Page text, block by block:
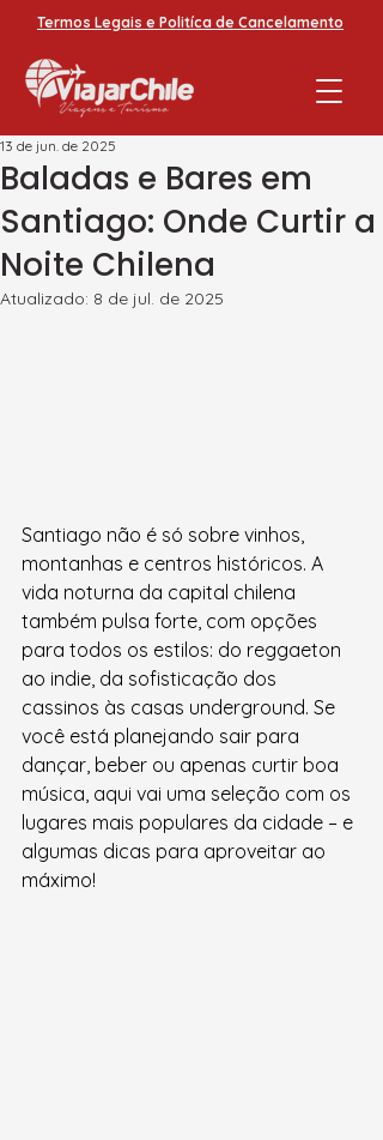
Termos Legais e Politíca de Cancelamento
Baladas e Bares em
Santiago: Onde Curtir a
Noite Chilena
13 de jun. de 2025
Atualizado: 8 de jul. de 2025
Santiago não é só sobre vinhos,
montanhas e centros históricos. A
vida noturna da capital chilena
também pulsa forte, com opções
para todos os estilos: do reggaeton
ao indie, da sofisticação dos
cassinos às casas underground. Se
você está planejando sair para
dançar, beber ou apenas curtir boa
música, aqui vai uma seleção com os
lugares mais populares da cidade – e
algumas dicas para aproveitar ao
máximo!